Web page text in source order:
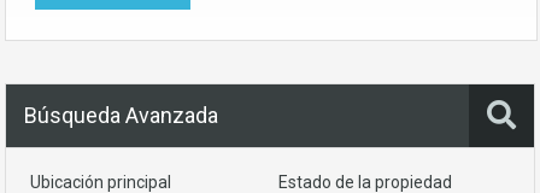
Búsqueda Avanzada
Ubicación principal Estado de la propiedad